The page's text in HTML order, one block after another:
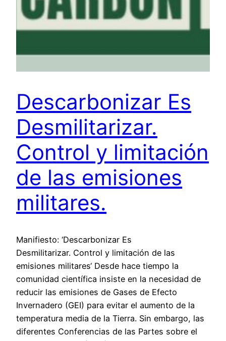
Descarbonizar Es
Desmilitarizar.
Control y limitación
de las emisiones
militares.
Manifiesto: ‘Descarbonizar Es
Desmilitarizar. Control y limitación de las
emisiones militares‘ Desde hace tiempo la
comunidad científica insiste en la necesidad de
reducir las emisiones de Gases de Efecto
Invernadero (GEI) para evitar el aumento de la
temperatura media de la Tierra. Sin embargo, las
diferentes Conferencias de las Partes sobre el